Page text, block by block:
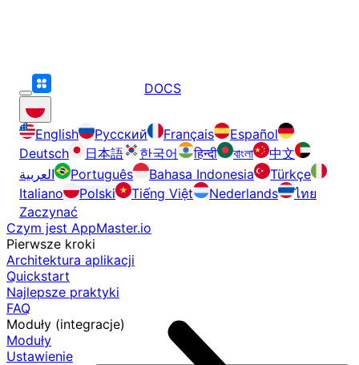
DOCS
English Русский Français
Español
Deutsch
日本語 한국어 हिन्दी বাংলা
中文
العربية
Português Bahasa Indonesia
Türkçe
Italiano
Polski Tiếng Việt Nederlands
ไทย
Zaczynać
Czym jest AppMaster.io
Pierwsze kroki
Architektura aplikacji
Quickstart
Najlepsze praktyki
FAQ
Moduły (integracje)
Moduły
Ustawienie